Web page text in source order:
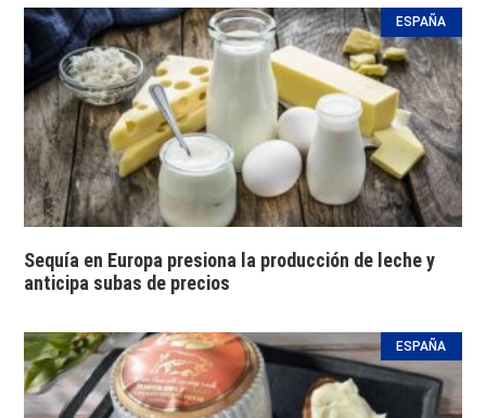
ESPAÑA
Sequía en Europa presiona la producción de leche y
anticipa subas de precios
ESPAÑA